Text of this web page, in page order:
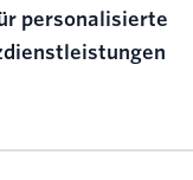
personalisierte